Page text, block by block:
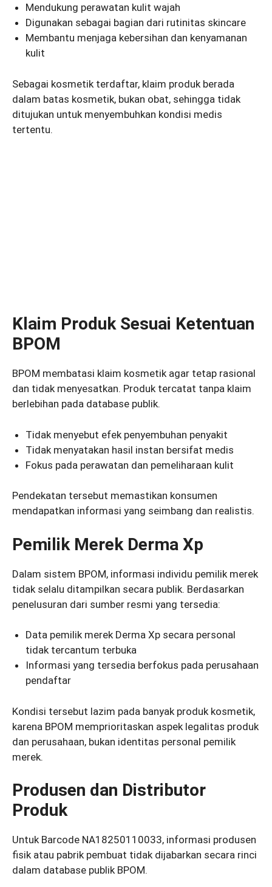
Mendukung perawatan kulit wajah
Digunakan sebagai bagian dari rutinitas skincare
Membantu menjaga kebersihan dan kenyamanan
kulit
Sebagai kosmetik terdaftar, klaim produk berada
dalam batas kosmetik, bukan obat, sehingga tidak
ditujukan untuk menyembuhkan kondisi medis
tertentu.
Klaim Produk Sesuai Ketentuan
BPOM
BPOM membatasi klaim kosmetik agar tetap rasional
dan tidak menyesatkan. Produk tercatat tanpa klaim
berlebihan pada database publik.
Tidak menyebut efek penyembuhan penyakit
Tidak menyatakan hasil instan bersifat medis
Fokus pada perawatan dan pemeliharaan kulit
Pendekatan tersebut memastikan konsumen
mendapatkan informasi yang seimbang dan realistis.
Pemilik Merek Derma Xp
Dalam sistem BPOM, informasi individu pemilik merek
tidak selalu ditampilkan secara publik. Berdasarkan
penelusuran dari sumber resmi yang tersedia:
Data pemilik merek Derma Xp secara personal
tidak tercantum terbuka
Informasi yang tersedia berfokus pada perusahaan
pendaftar
Kondisi tersebut lazim pada banyak produk kosmetik,
karena BPOM memprioritaskan aspek legalitas produk
dan perusahaan, bukan identitas personal pemilik
merek.
Produsen dan Distributor
Produk
Untuk Barcode NA18250110033, informasi produsen
fisik atau pabrik pembuat tidak dijabarkan secara rinci
dalam database publik BPOM.